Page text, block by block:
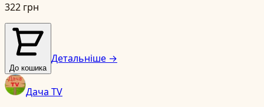
322 грн
До кошика
Детальніше →
Дача TV